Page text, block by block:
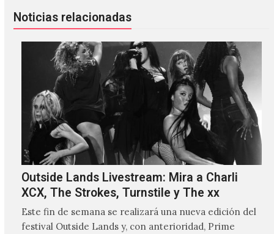
Noticias relacionadas
Outside Lands Livestream: Mira a Charli
XCX, The Strokes, Turnstile y The xx
Este fin de semana se realizará una nueva edición del
festival Outside Lands y, con anterioridad, Prime